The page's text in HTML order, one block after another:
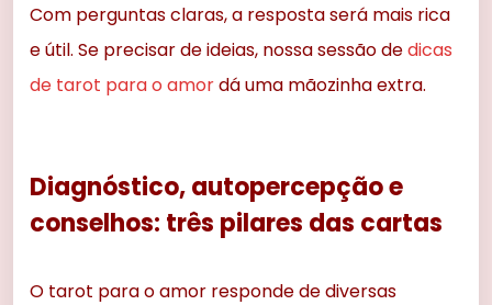
Com perguntas claras, a resposta será mais rica
e útil. Se precisar de ideias, nossa sessão dedicas
de tarot para o amordá uma mãozinha extra.
Diagnóstico, autopercepção e
conselhos: três pilares das cartas
O tarot para o amor responde de diversas